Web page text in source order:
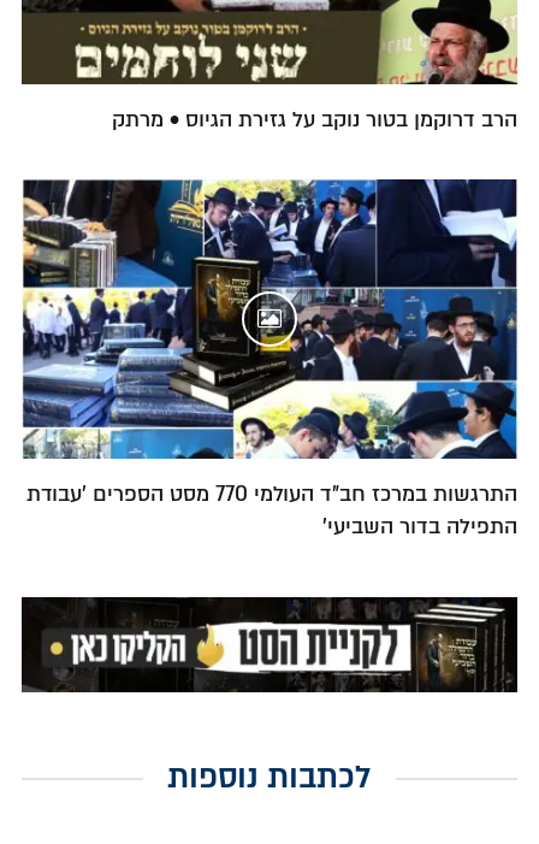
הרב דרוקמן בטור נוקב על גזירת הגיוס • מרתק
התרגשות במרכז חב"ד העולמי 770 מסט הספרים 'עבודת
התפילה בדור השביעי'
לכתבות נוספות